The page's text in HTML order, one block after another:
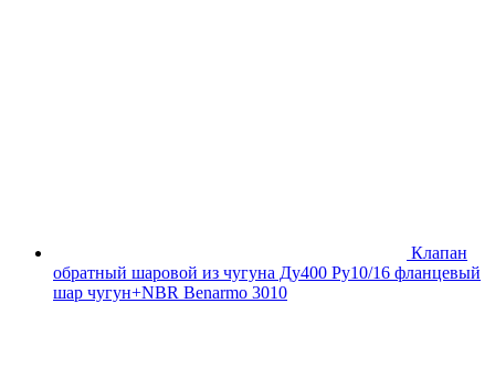
Клапан
обратный шаровой из чугуна Ду400 Ру10/16 фланцевый
шар чугун+NBR Benarmo 3010